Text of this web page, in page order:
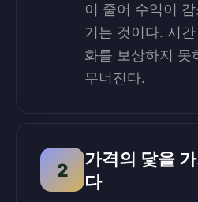
이 줄어 수익이
기는 것이다. 시
화를 보상하지 못
무너진다.
2
가격의 닻을
다